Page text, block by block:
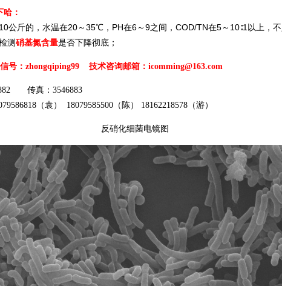
：
斤的，水温在20～35℃，PH在6～9之间，COD/TN在5～10∶1以上，
测硝基氮含量是否下降彻底；
号：zhongqiping99 技术咨询邮箱：icomming@163.com
传真：3546883
（袁） 18079585500（陈） 18162218578（游）
反硝化细菌电镜图